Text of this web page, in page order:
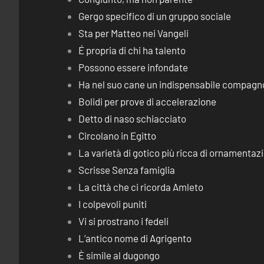
Gergo specifico di un gruppo sociale
Sta per Matteo nei Vangeli
É propria di chi ha talento
Possono essere infondate
Ha nel suo cane un indispensabile
Bolidi per prove di accelerazione
Detto di naso schiacciato
Circolano in Egitto
La varietà di gotico più ricca di
Scrisse Senza famiglia
La città che ci ricorda Amleto
I colpevoli puniti
Vi si prostrano i fedeli
L’antico nome di Agrigento
È simile al dugongo